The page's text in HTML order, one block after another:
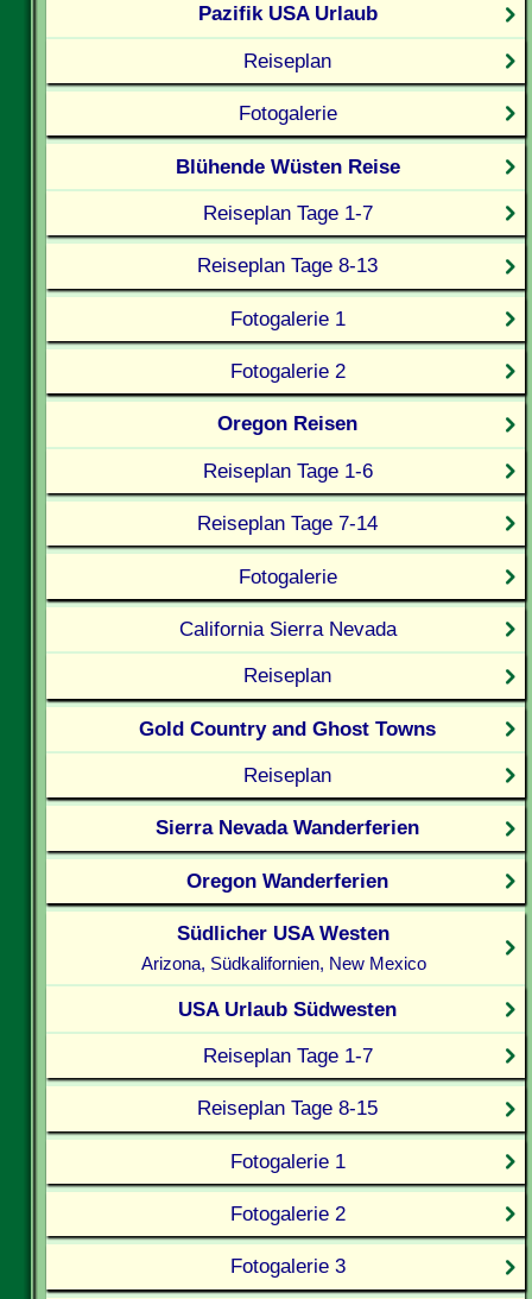
Pazifik USA Urlaub
Reiseplan
Fotogalerie
Blühende Wüsten Reise
Reiseplan Tage 1-7
Reiseplan Tage 8-13
Fotogalerie 1
Fotogalerie 2
Oregon Reisen
Reiseplan Tage 1-6
Reiseplan Tage 7-14
Fotogalerie
California Sierra Nevada
Reiseplan
Gold Country and Ghost Towns
Reiseplan
Sierra Nevada Wanderferien
Oregon Wanderferien
Südlicher USA Westen
Arizona, Südkalifornien, New Mexico
USA Urlaub Südwesten
Reiseplan Tage 1-7
Reiseplan Tage 8-15
Fotogalerie 1
Fotogalerie 2
Fotogalerie 3